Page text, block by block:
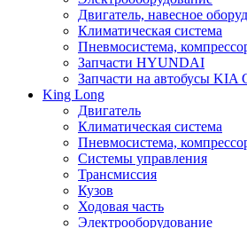
Двигатель, навесное
Климатическая система
Пневмосистема,
Запчасти HYUNDAI
Запчасти на автобусы KIA
King Long
Двигатель
Климатическая система
Пневмосистема,
Системы управления
Трансмиссия
Кузов
Ходовая часть
Электрооборудование